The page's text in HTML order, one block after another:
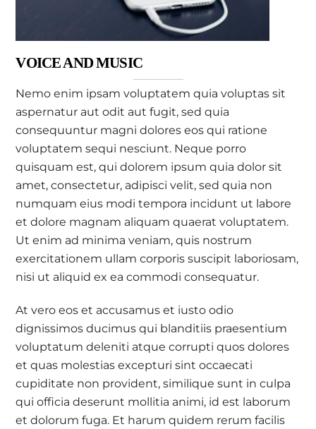
VOICE AND MUSIC
Nemo enim ipsam voluptatem quia voluptas sit
aspernatur aut odit aut fugit, sed quia
consequuntur magni dolores eos qui ratione
voluptatem sequi nesciunt. Neque porro
quisquam est, qui dolorem ipsum quia dolor sit
amet, consectetur, adipisci velit, sed quia non
numquam eius modi tempora incidunt ut labore
et dolore magnam aliquam quaerat voluptatem.
Ut enim ad minima veniam, quis nostrum
exercitationem ullam corporis suscipit laboriosam,
nisi ut aliquid ex ea commodi consequatur.
At vero eos et accusamus et iusto odio
dignissimos ducimus qui blanditiis praesentium
voluptatum deleniti atque corrupti quos dolores
et quas molestias excepturi sint occaecati
cupiditate non provident, similique sunt in culpa
qui officia deserunt mollitia animi, id est laborum
et dolorum fuga. Et harum quidem rerum facilis